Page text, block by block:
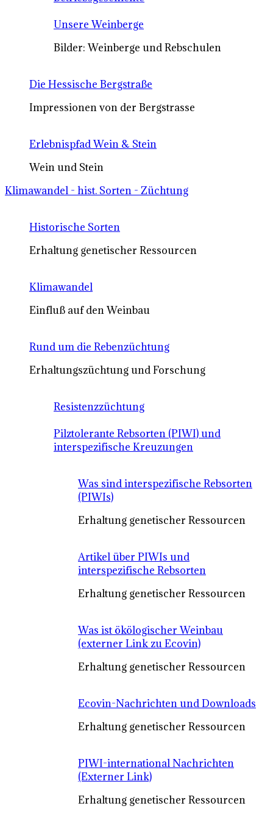
Unsere Weinberge
Bilder: Weinberge und Rebschulen
Die Hessische Bergstraße
Impressionen von der Bergstrasse
Erlebnispfad Wein & Stein
Wein und Stein
Klimawandel - hist. Sorten - Züchtung
Historische Sorten
Erhaltung genetischer Ressourcen
Klimawandel
Einfluß auf den Weinbau
Rund um die Rebenzüchtung
Erhaltungszüchtung und Forschung
Resistenzzüchtung
Pilztolerante Rebsorten (PIWI) und
interspezifische Kreuzungen
Was sind interspezifische Rebsorten
(PIWIs)
Erhaltung genetischer Ressourcen
Artikel über PIWIs und
interspezifische Rebsorten
Erhaltung genetischer Ressourcen
Was ist ökölogischer Weinbau
(externer Link zu Ecovin)
Erhaltung genetischer Ressourcen
Ecovin-Nachrichten und Downloads
Erhaltung genetischer Ressourcen
PIWI-international Nachrichten
(Externer Link)
Erhaltung genetischer Ressourcen